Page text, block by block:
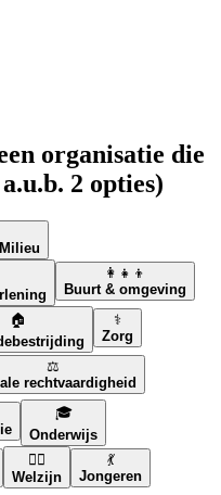
organisatie die
2 opties)
👩‍👧‍👦
Buurt & omgeving
🏠
⚕️
Zorg
⚖️
rechtvaardigheid
🎓
Onderwijs
🧘‍♀️
Welzijn
💃
Jongeren